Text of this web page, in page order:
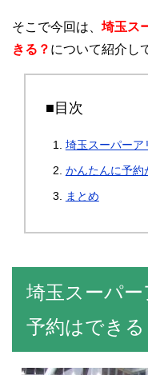
そこで今回は、 埼玉ス
きる？ について紹介し
■目次
埼玉スーパーア
かんたんに予約
まとめ
埼玉スーパ
予約はできる